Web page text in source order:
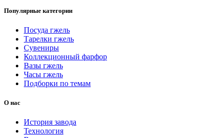
Популярные категории
Посуда гжель
Тарелки гжель
Сувениры
Коллекционный фарфор
Вазы гжель
Часы гжель
Подборки по темам
О нас
История завода
Технология